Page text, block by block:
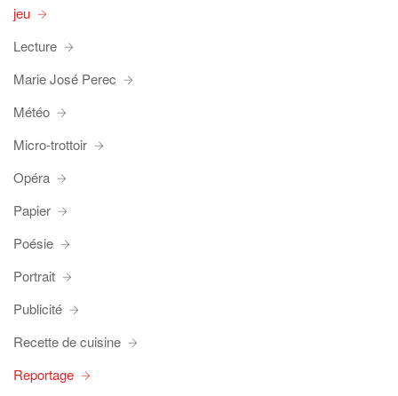
jeu
Lecture
Marie José Perec
Météo
Micro-trottoir
Opéra
Papier
Poésie
Portrait
Publicité
Recette de cuisine
Reportage